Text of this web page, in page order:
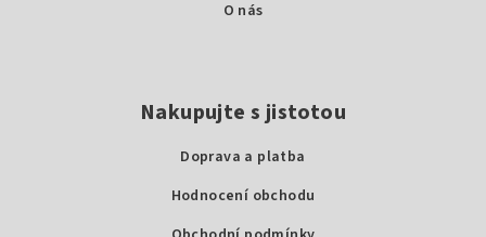
O nás
Nakupujte s jistotou
Doprava a platba
Hodnocení obchodu